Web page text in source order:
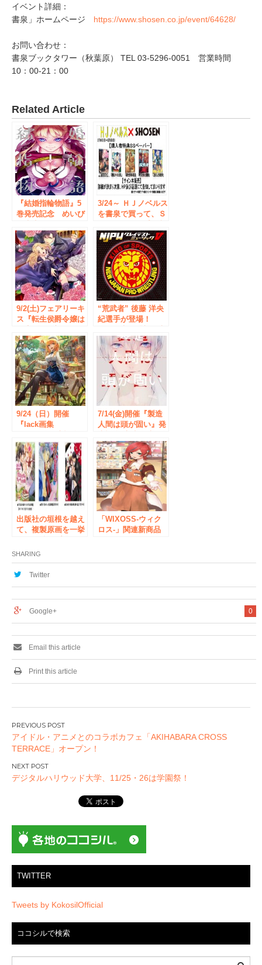
イベント詳細：
書泉」ホームページ https://www.shosen.co.jp/event/64628/
お問い合わせ：
書泉ブックタワー（秋葉原） TEL 03-5296-0051 営業時間
10：00‐21：00
Related Article
『結婚指輪物語』5
巻発売記念 めいび
6/24（土） 秋葉原・
書泉ブックタワーで
開催決定！
3/24～ ＨＪノベルス
を書泉で買って、Ｓ
れよう！ＨＪノベル
ス×ＳＨＯＳＥＮフ
ェア 開催！
9/2(土)フェアリーキ
ス『転生侯爵令嬢は
る。1』発売記念
月神サキ先生＆林マ
キ先生 Wサイン会◆
書泉ブックタワー
イベントの参加券
は、7/29(土)より書
泉ブックタワー店頭
にて配布開始
“荒武者” 後藤 洋央
紀選手が登場！
プロレスリング Ｎ
ＪＰＷグレイテスト
ミュージックV』発
売記念イベント
9/24（日）開催
『lack画集
lack先生サイン会◆
書泉ブックタワー
7/14(金)開催『製造
人間は頭が固い』発
先生 サイン会 | 秋葉
原・書泉ブックタワ
ー
出版社の垣根を越え
て、複製原画を一挙
ト！ 「祝 すがは
らりゅう先生作画
200冊突破フェアin
「WIXOSS-ウィク
ロス-」関連新商品
６回ウィクロスオン
SHARING
Twitter
0
Google+
Email this article
Print this article
投
稿
ナ
ビ
ゲ
ョ
ン
アイドル・アニメとのコラボカフェ「AKIHABARA CROSS
TERRACE」オープン！
デジタルハリウッド大学、11/25・26は学園祭！
TWITTER
Tweets by KokosilOfficial
ココシルで検索